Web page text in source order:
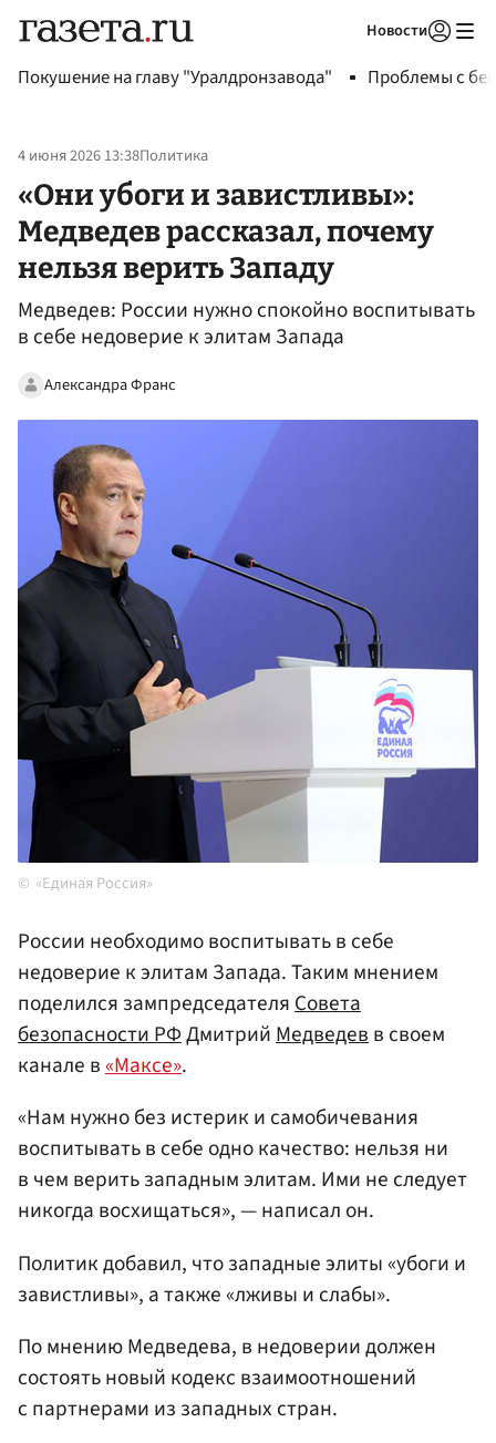
Новости
Покушение на главу "Уралдронзавода" Проблемы с
4 июня 2026 13:38Политика
«Они убоги и завистливы»:
Медведев рассказал, почему
нельзя верить Западу
Медведев: России нужно спокойно воспитывать
в себе недоверие к элитам Запада
Александра Франс
«Единая Россия»
России необходимо воспитывать в себе
недоверие к элитам Запада. Таким мнением
поделился зампредседателяСовета
безопасностиРФДмитрийМедведевв своем
канале в«Максе».
«Нам нужно без истерик и самобичевания
воспитывать в себе одно качество: нельзя ни
в чем верить западным элитам. Ими не следует
никогда восхищаться», — написал он.
Политик добавил, что западные элиты «убоги и
завистливы», а также «лживы и слабы».
По мнению Медведева, в недоверии должен
состоять новый кодекс взаимоотношений
с партнерами из западных стран.